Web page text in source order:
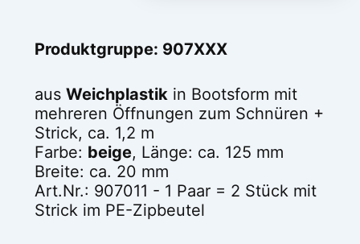
Produktgruppe: 907XXX
aus Weichplastik in Bootsform mit
mehreren Öffnungen zum Schnüren +
Strick, ca. 1,2 m
Farbe: beige, Länge: ca. 125 mm
Breite: ca. 20 mm
Art.Nr.: 907011 - 1 Paar = 2 Stück mit
Strick im PE-Zipbeutel